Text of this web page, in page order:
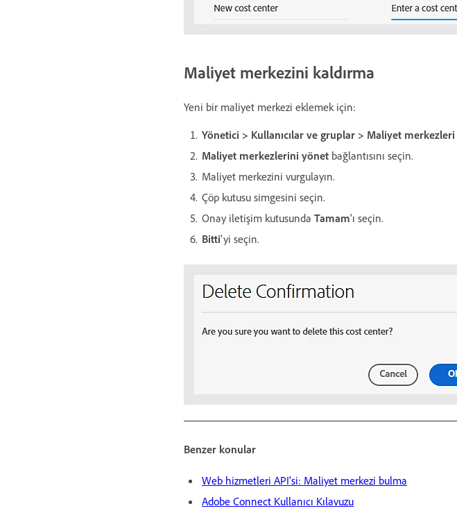
Maliyet merkezini kaldırma
Yeni bir maliyet merkezi eklemek için:
Yönetici > Kullanıcılar ve gruplar > Maliyet merkezleri
Maliyet merkezlerini yönet bağlantısını seçin.
Maliyet merkezini vurgulayın.
Çöp kutusu simgesini seçin.
Onay iletişim kutusunda Tamam'ı seçin.
Bitti'yi seçin.
Benzer konular
Web hizmetleri API'si: Maliyet merkezi bulma
Adobe Connect Kullanıcı Kılavuzu